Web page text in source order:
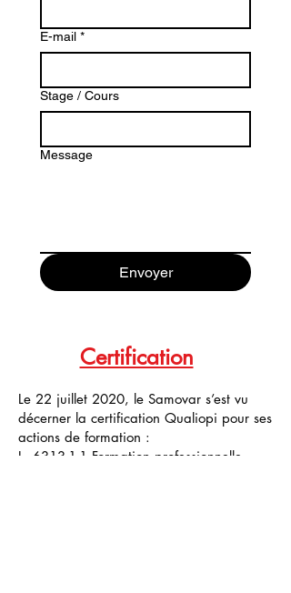
E-mail *
Stage / Cours
Message
Envoyer
Certification
Le 22 juillet 2020, le Samovar s’est vu
décerner la certification Qualiopi pour ses
actions de formation :
L. 6313-1-1 Formation professionnelle